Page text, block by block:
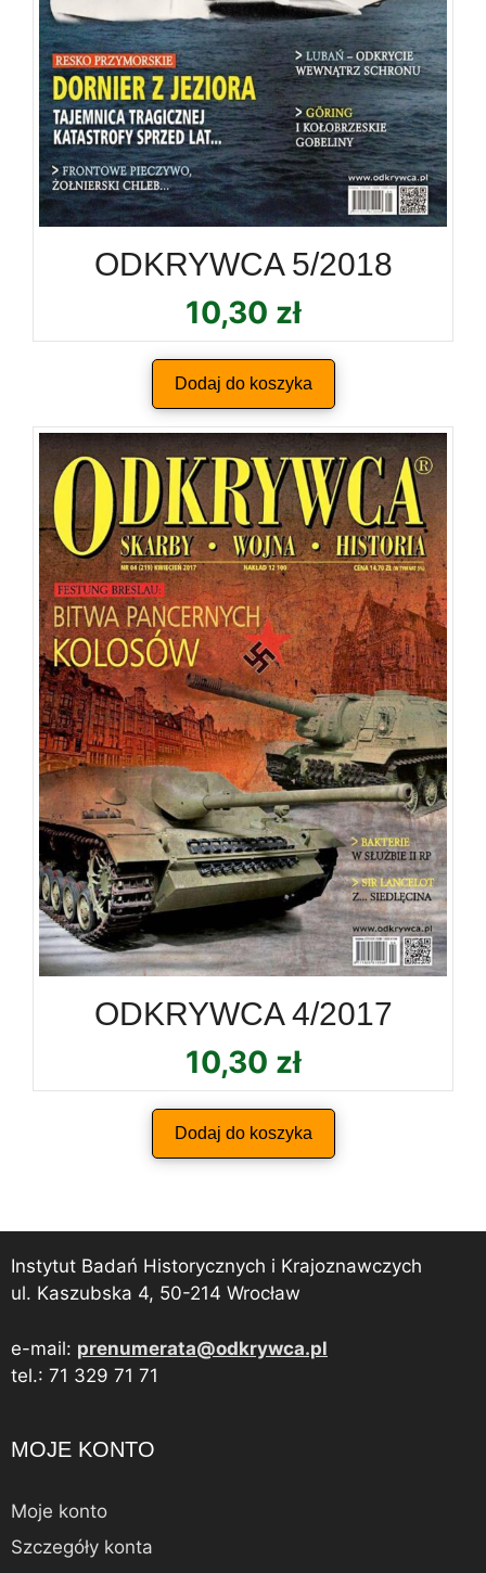
ODKRYWCA 5/2018
10,30 zł
Dodaj do koszyka
ODKRYWCA 4/2017
10,30 zł
Dodaj do koszyka
Instytut Badań Historycznych i Krajoznawczych
ul. Kaszubska 4, 50-214 Wrocław
e-mail: prenumerata@odkrywca.pl
tel.: 71 329 71 71
MOJE KONTO
Moje konto
Szczegóły konta